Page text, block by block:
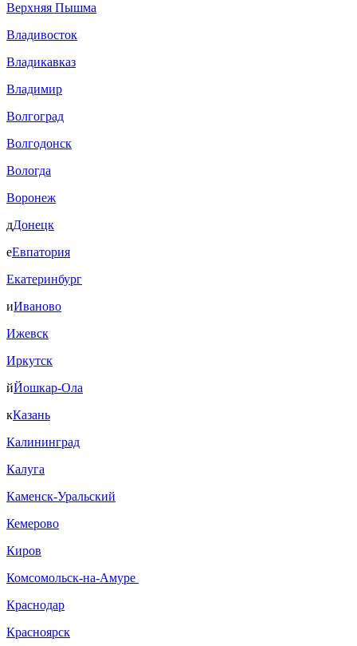
Верхняя Пышма
Владивосток
Владикавказ
Владимир
Волгоград
Волгодонск
Вологда
Воронеж
дДонецк
еЕвпатория
Екатеринбург
иИваново
Ижевск
Иркутск
йЙошкар-Ола
кКазань
Калининград
Калуга
Каменск-Уральский
Кемерово
Киров
Комсомольск-на-Амуре
Краснодар
Красноярск